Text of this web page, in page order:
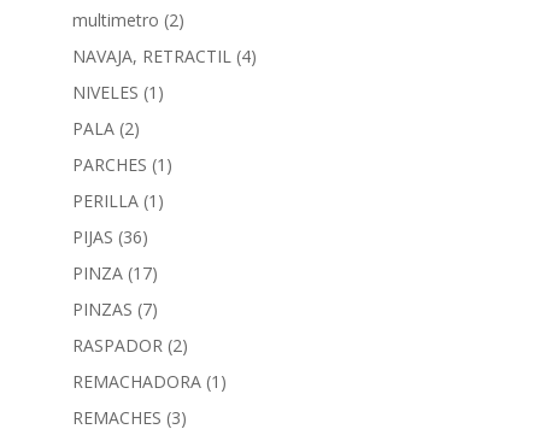
multimetro (2)
NAVAJA, RETRACTIL (4)
NIVELES (1)
PALA (2)
PARCHES (1)
PERILLA (1)
PIJAS (36)
PINZA (17)
PINZAS (7)
RASPADOR (2)
REMACHADORA (1)
REMACHES (3)